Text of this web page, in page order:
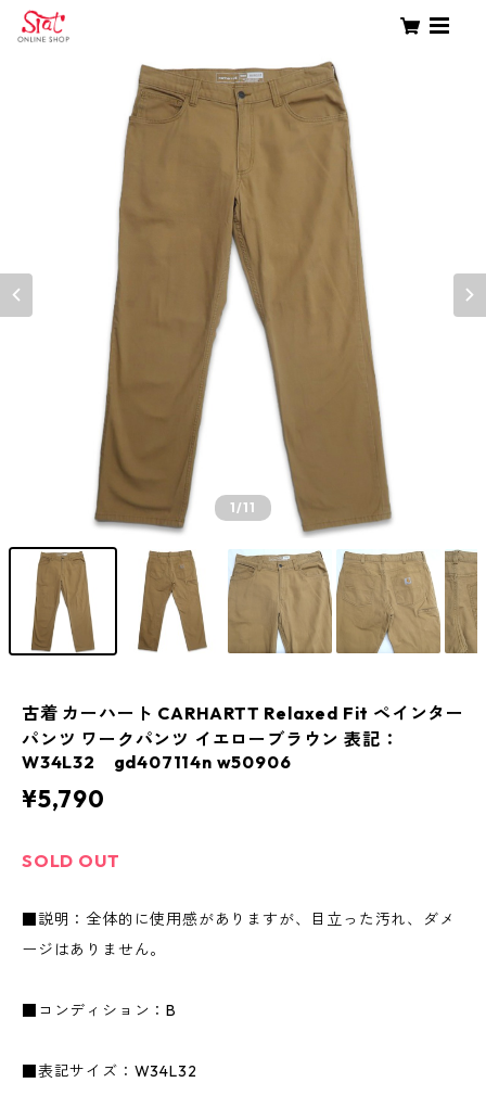
1/11
古着 カーハート CARHARTT Relaxed Fit ペインター
パンツ ワークパンツ イエローブラウン 表記：
W34L32 gd407114n w50906
¥5,790
SOLD OUT
■説明：全体的に使用感がありますが、目立った汚れ、ダメ
ージはありません。
■コンディション：B
■表記サイズ：W34L32